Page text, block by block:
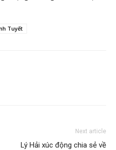
Tuyết
Next article
Lý Hải xúc động chia sẻ về